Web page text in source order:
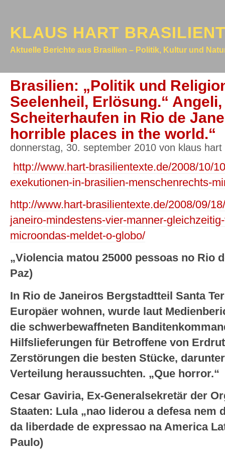
KLAUS HART
Aktuelle Berichte aus Brasilien – Politik, Kultur und
Brasilien: „Politik und
Seelenheil, Erlösung.“
Scheiterhaufen in Rio de
horrible places in the world.“
donnerstag, 30. september 2010 von klaus hart
http://www.hart-brasilientexte.de/2008/10/
exekutionen-in-brasilien-menschenrechts-
http://www.hart-brasilientexte.de/2008/09/
janeiro-mindestens-vier-manner-
microondas-meldet-o-globo/
„Violencia matou 25000 pessoas no Rio
Paz)
In Rio de Janeiros Bergstadtteil Santa
Europäer wohnen, wurde laut
die schwerbewaffneten
Hilfslieferungen für Betroffene von
Zerstörungen die besten Stücke,
Verteilung heraussuchten. „Que horror.“
Cesar Gaviria, Ex-Generalsekretär der
Staaten: Lula „nao liderou a defesa nem
da liberdade de expressao na America
Paulo)